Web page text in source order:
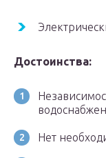
Достоинства:
Нет